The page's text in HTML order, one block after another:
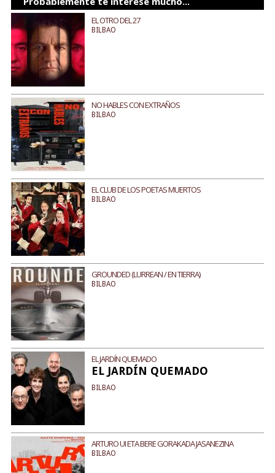
EL OTRO DEL 27
BILBAO
NO HABLES CON EXTRAÑOS
BILBAO
EL CLUB DE LOS POETAS MUERTOS
BILBAO
GROUNDED (LURREAN / EN TIERRA)
BILBAO
EL JARDÍN QUEMADO
EL JARDÍN QUEMADO
BILBAO
ARTURO UI ETA BERE GORAKADA JASANEZINA
BILBAO